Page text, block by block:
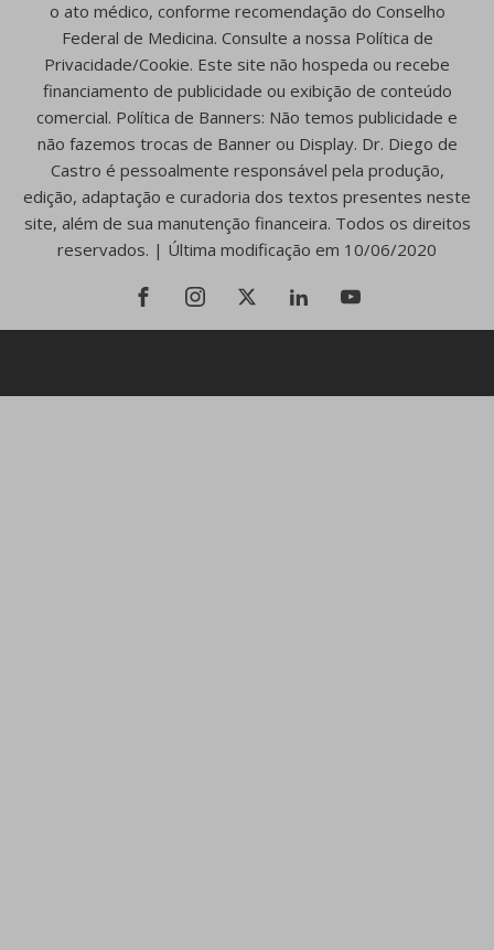
o ato médico, conforme recomendação do Conselho
Federal de Medicina. Consulte a nossa Política de
Privacidade/Cookie. Este site não hospeda ou recebe
financiamento de publicidade ou exibição de conteúdo
comercial. Política de Banners: Não temos publicidade e
não fazemos trocas de Banner ou Display. Dr. Diego de
Castro é pessoalmente responsável pela produção,
edição, adaptação e curadoria dos textos presentes neste
site, além de sua manutenção financeira. Todos os direitos
reservados. | Última modificação em 10/06/2020